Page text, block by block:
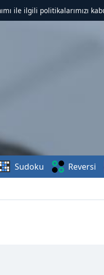
ile ilgili politikalarımızı
Sudoku Reversi